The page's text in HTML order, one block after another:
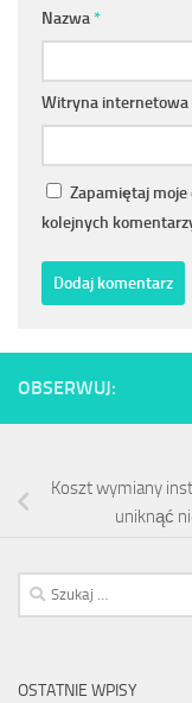
Nazwa*
Witryna internetowa
Zapamiętaj
kolejnych
OBSERWUJ:
Koszt wymiany
uniknąć
Szukaj:
OSTATNIE WPISY